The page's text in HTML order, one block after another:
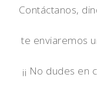
Contáctanos,
te enviaremos
¡¡ No dudes